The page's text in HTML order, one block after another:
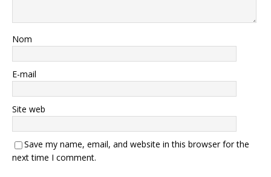
Nom
E-mail
Site web
Save my name, email, and website in this browser for the
next time I comment.